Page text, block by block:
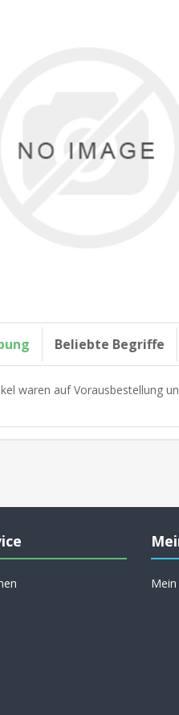
Beliebte Begriffe
waren auf Vorausbestellung